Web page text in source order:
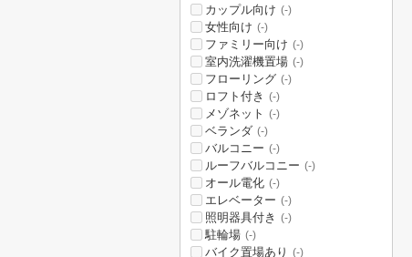
カップル向け (-)
女性向け (-)
ファミリー向け (-)
室内洗濯機置場 (-)
フローリング (-)
ロフト付き (-)
メゾネット (-)
ベランダ (-)
バルコニー (-)
ルーフバルコニー (-)
オール電化 (-)
エレベーター (-)
照明器具付き (-)
駐輪場 (-)
バイク置場あり (-)